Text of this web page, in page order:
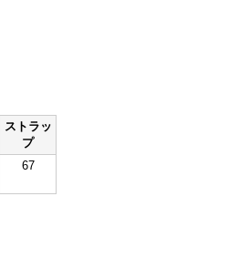
ストラッ
プ
67